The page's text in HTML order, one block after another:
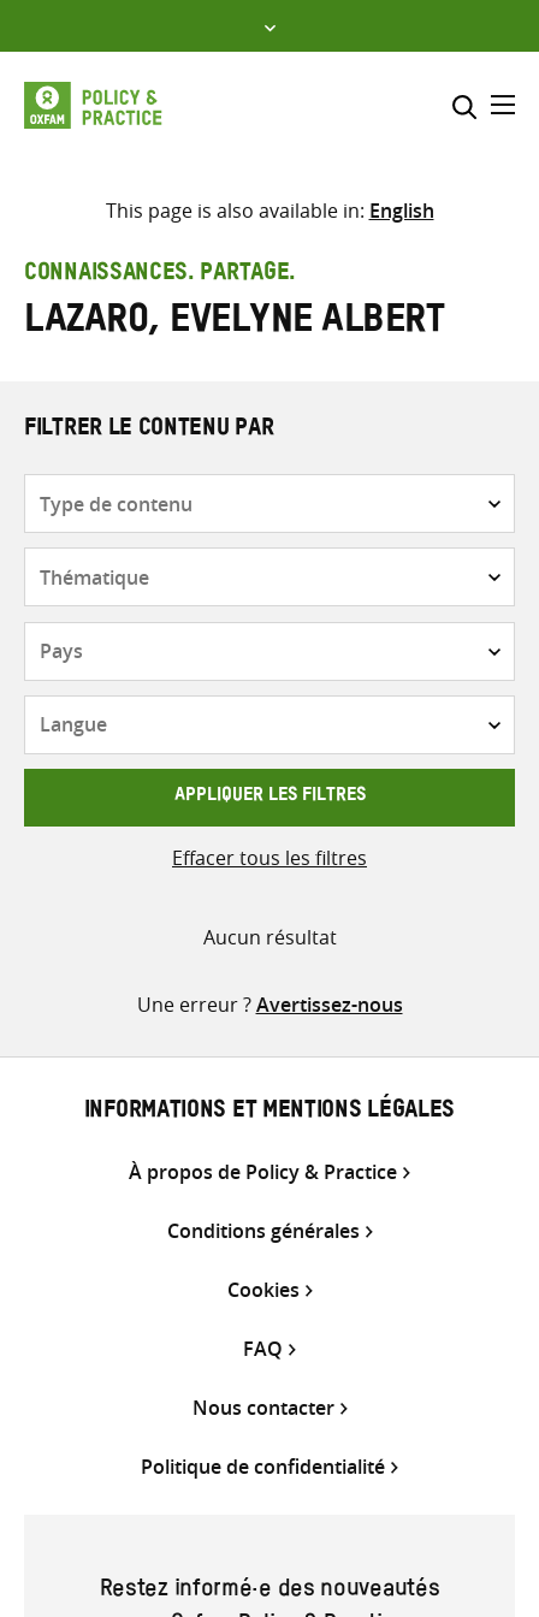
to
content
Sélectionner l’emplacement
Saisir
les
termes
This page is also available in: English
CONNAISSANCES. PARTAGE.
Lazaro, Evelyne Albert
FILTRER LE CONTENU PAR
contenu
APPLIQUER LES FILTRES
Effacer tous les filtres
Aucun résultat
Une erreur ?Avertissez-nous
INFORMATIONS ET MENTIONS LÉGALES
À propos de Policy & Practice
Conditions générales
Cookies
FAQ
Nous contacter
Politique de confidentialité
Restez informé·e des nouveautés